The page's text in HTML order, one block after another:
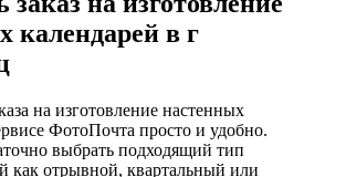
календарей в г
на изготовление настенных
ФотоПочта просто и удобно.
выбрать подходящий тип
как отрывной, квартальный или